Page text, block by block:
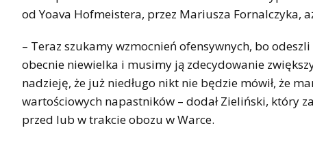
od Yoava Hofmeistera, przez Mariusza Fornalczyka,
– Teraz szukamy wzmocnień ofensywnych, bo
obecnie niewielka i musimy ją zdecydowanie
nadzieję, że już niedługo nikt nie będzie mówił, że
wartościowych napastników – dodał Zieliński, który
przed lub w trakcie obozu w Warce.